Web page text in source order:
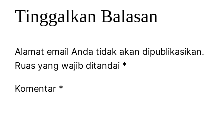
Tinggalkan Balasan
Alamat email Anda tidak akan dipublikasikan.
Ruas yang wajib ditandai *
Komentar *